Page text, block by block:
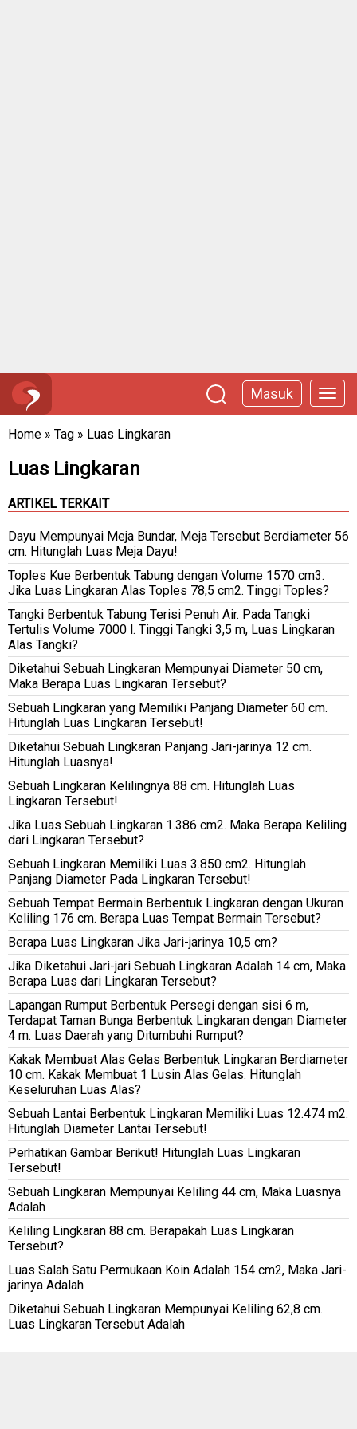
Masuk
Home » Tag » Luas Lingkaran
Luas Lingkaran
ARTIKEL TERKAIT
Dayu Mempunyai Meja Bundar, Meja Tersebut Berdiameter 56
cm. Hitunglah Luas Meja Dayu!
Toples Kue Berbentuk Tabung dengan Volume 1570 cm3.
Jika Luas Lingkaran Alas Toples 78,5 cm2. Tinggi Toples?
Tangki Berbentuk Tabung Terisi Penuh Air. Pada Tangki
Tertulis Volume 7000 l. Tinggi Tangki 3,5 m, Luas Lingkaran
Alas Tangki?
Diketahui Sebuah Lingkaran Mempunyai Diameter 50 cm,
Maka Berapa Luas Lingkaran Tersebut?
Sebuah Lingkaran yang Memiliki Panjang Diameter 60 cm.
Hitunglah Luas Lingkaran Tersebut!
Diketahui Sebuah Lingkaran Panjang Jari-jarinya 12 cm.
Hitunglah Luasnya!
Sebuah Lingkaran Kelilingnya 88 cm. Hitunglah Luas
Lingkaran Tersebut!
Jika Luas Sebuah Lingkaran 1.386 cm2. Maka Berapa Keliling
dari Lingkaran Tersebut?
Sebuah Lingkaran Memiliki Luas 3.850 cm2. Hitunglah
Panjang Diameter Pada Lingkaran Tersebut!
Sebuah Tempat Bermain Berbentuk Lingkaran dengan Ukuran
Keliling 176 cm. Berapa Luas Tempat Bermain Tersebut?
Berapa Luas Lingkaran Jika Jari-jarinya 10,5 cm?
Jika Diketahui Jari-jari Sebuah Lingkaran Adalah 14 cm, Maka
Berapa Luas dari Lingkaran Tersebut?
Lapangan Rumput Berbentuk Persegi dengan sisi 6 m,
Terdapat Taman Bunga Berbentuk Lingkaran dengan Diameter
4 m. Luas Daerah yang Ditumbuhi Rumput?
Kakak Membuat Alas Gelas Berbentuk Lingkaran Berdiameter
10 cm. Kakak Membuat 1 Lusin Alas Gelas. Hitunglah
Keseluruhan Luas Alas?
Sebuah Lantai Berbentuk Lingkaran Memiliki Luas 12.474 m2.
Hitunglah Diameter Lantai Tersebut!
Perhatikan Gambar Berikut! Hitunglah Luas Lingkaran
Tersebut!
Sebuah Lingkaran Mempunyai Keliling 44 cm, Maka Luasnya
Adalah
Keliling Lingkaran 88 cm. Berapakah Luas Lingkaran
Tersebut?
Luas Salah Satu Permukaan Koin Adalah 154 cm2, Maka Jari-
jarinya Adalah
Diketahui Sebuah Lingkaran Mempunyai Keliling 62,8 cm.
Luas Lingkaran Tersebut Adalah